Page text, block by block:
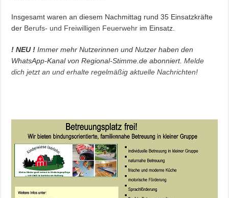
Insgesamt waren an diesem Nachmittag rund 35 Einsatzkräfte
der Berufs- und Freiwilligen Feuerwehr im Einsatz.
! NEU ! Immer mehr Nutzerinnen und Nutzer haben den
WhatsApp-Kanal von Regional-Stimme.de abonniert.Melde
dich jetzt an und erhalte regelmäßig aktuelle Nachrichten!